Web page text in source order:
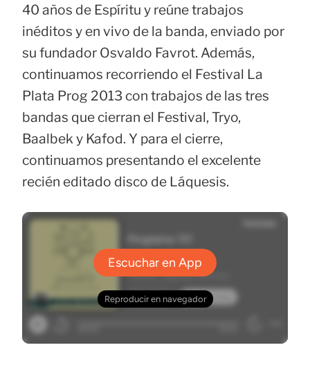
40 años de Espíritu y reúne trabajos
inéditos y en vivo de la banda, enviado por
su fundador Osvaldo Favrot. Además,
continuamos recorriendo el Festival La
Plata Prog 2013 con trabajos de las tres
bandas que cierran el Festival, Tryo,
Baalbek y Kafod. Y para el cierre,
continuamos presentando el excelente
recién editado disco de Láquesis.